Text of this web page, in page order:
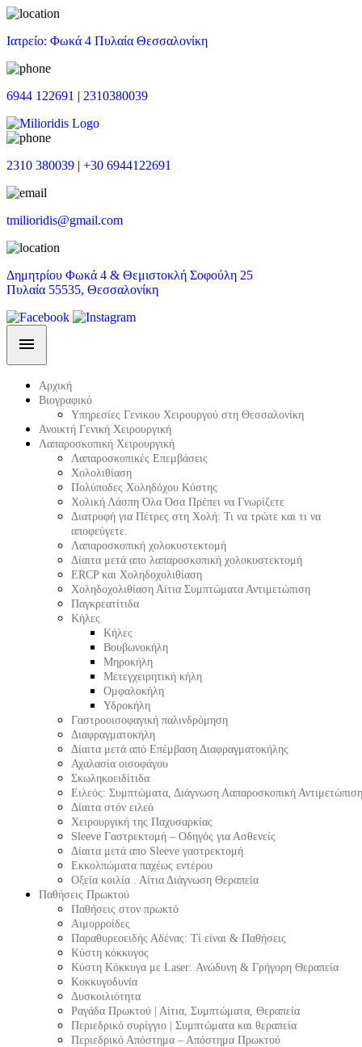
Ιατρείο: Φωκά 4 Πυλαία Θεσσαλονίκη
6944 122691 | 2310380039
2310 380039 | +30 6944122691
tmilioridis@gmail.com
Δημητρίου Φωκά 4 & Θεμιστοκλή Σοφούλη 25
Πυλαία 55535, Θεσσαλονίκη
Αρχική
Βιογραφικό
Υπηρεσίες Γενικου Χειρουργού στη Θεσσαλονίκη
Ανοικτή Γενική Χειρουργική
Λαπαροσκοπική Χειρουργική
Λαπαροσκοπικές Επεμβάσεις
Χολολιθίαση
Πολύποδες Χοληδόχου Κύστης
Χολική Λάσπη Όλα Όσα Πρέπει να Γνωρίζετε
Διατροφή για Πέτρες στη Χολή: Τι να τρώτε και τι να
αποφεύγετε.
Λαπαροσκοπική χολοκυστεκτομή
Δίαιτα μετά απο λαπαροσκοπική χολοκυστεκτομή
ERCP και Χοληδοχολιθίαση
Χοληδοχολιθίαση Αίτια Συμπτώματα Αντιμετώπιση
Παγκρεατίτιδα
Κήλες
Κήλες
Βουβωνοκήλη
Μηροκήλη
Μετεγχειρητική κήλη
Ομφαλοκήλη
Υδροκήλη
Γαστροοισοφαγική παλινδρόμηση
Διαφραγματοκήλη
Δίαιτα μετά από Επέμβαση Διαφραγματοκήλης
Αχαλασία οισοφάγου
Σκωληκοειδίτιδα
Ειλεός: Συμπτώματα, Διάγνωση Λαπαροσκοπική Αντιμετώπιση
Δίαιτα στόν ειλεό
Χειρουργική της Παχυσαρκίας
Sleeve Γαστρεκτομή – Οδηγός για Ασθενείς
Δίαιτα μετά απο Sleeve γαστρεκτομή
Εκκολπώματα παχέως εντέρου
Οξεία κοιλία . Αίτια Διάγνωση Θεραπεία
Παθήσεις Πρωκτού
Παθήσεις στον πρωκτό
Αιμορροίδες
Παραθυρεοειδής Αδένας: Τί είναι & Παθήσεις
Κύστη κόκκυγος
Κύστη Κόκκυγα με Laser: Ανώδυνη & Γρήγορη Θεραπεία
Κοκκυγοδυνία
Δυσκοιλιότητα
Ραγάδα Πρωκτού | Αίτια, Συμπτώματα, Θεραπεία
Περιεδρικό συρίγγιο | Συμπτώματα και θεραπεία
Περιεδρικό Απόστημα – Απόστημα Πρωκτού